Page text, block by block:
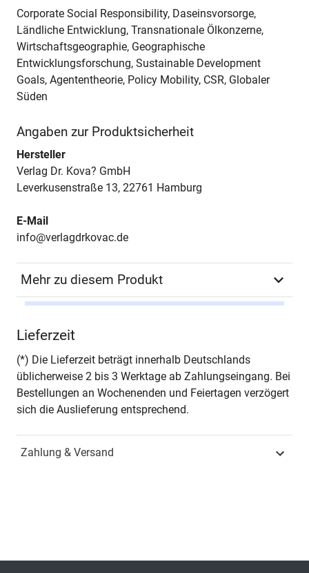
Corporate Social Responsibility, Daseinsvorsorge,
Ländliche Entwicklung, Transnationale Ölkonzerne,
Wirtschaftsgeographie, Geographische
Entwicklungsforschung, Sustainable Development
Goals, Agententheorie, Policy Mobility, CSR, Globaler
Süden
Angaben zur Produktsicherheit
Hersteller
Verlag Dr. Kova? GmbH
Leverkusenstraße 13, 22761 Hamburg
E-Mail
info@verlagdrkovac.de
Mehr zu diesem Produkt
Seiten
Jahr Hamburg 2021
Schriftenreihe
Lieferzeit
(*) Die Lieferzeit beträgt innerhalb Deutschlands
üblicherweise 2 bis 3 Werktage ab Zahlungseingang. Bei
Bestellungen an Wochenenden und Feiertagen verzögert
sich die Auslieferung entsprechend.
Zahlung & Versand